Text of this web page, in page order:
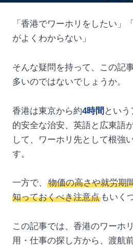
「香港でワーホリをしたい」
がよくわからない」
そんな疑問を持って、この記
多いのではないでしょうか。
香港は東京から約4時間 とい
的安全な治安、英語と広東語
して、ワーホリ先として根強
す。
一方で、
物価の高さや就労期
知っておくべき注意点もいく
この記事では、香港のワーホ
用・仕事の探し方から、渡航